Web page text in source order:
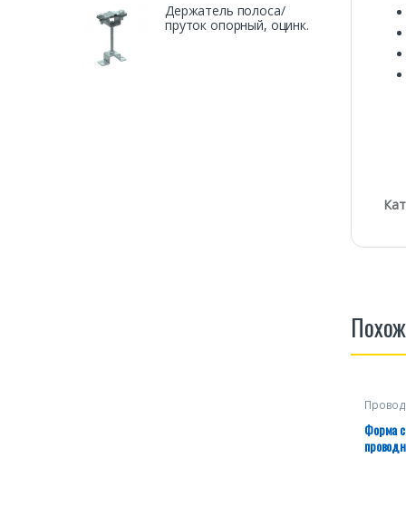
Форма
Держатель полоса/
пруток опорный, оцинк.